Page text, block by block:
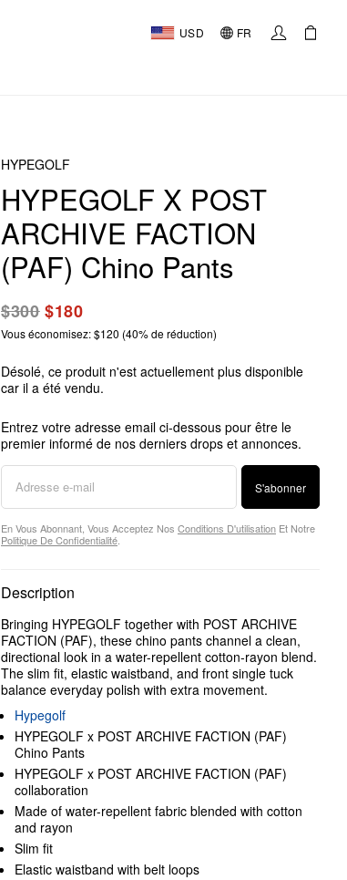
USD FR
HYPEGOLF
HYPEGOLF X POST
ARCHIVE FACTION
(PAF) Chino Pants
$300$180
Vous économisez: $120 (40% de réduction)
Désolé, ce produit n'est actuellement plus disponible
car il a été vendu.
Entrez votre adresse email ci-dessous pour être le
premier informé de nos derniers drops et annonces.
S'abonner
En Vous Abonnant, Vous Acceptez Nos Conditions D'utilisation Et Notre
Politique De Confidentialité
Description
Bringing HYPEGOLF together with POST ARCHIVE
FACTION (PAF), these chino pants channel a clean,
directional look in a water-repellent cotton-rayon blend.
The slim fit, elastic waistband, and front single tuck
balance everyday polish with extra movement.
Hypegolf
HYPEGOLF x POST ARCHIVE FACTION (PAF)
Chino Pants
HYPEGOLF x POST ARCHIVE FACTION (PAF)
collaboration
Made of water-repellent fabric blended with cotton
and rayon
Slim fit
Elastic waistband with belt loops